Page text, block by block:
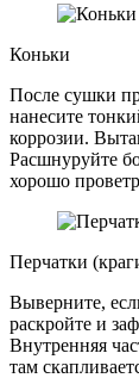
Коньки
После сушки
нанесите
коррозии.
Расшнуруйте
хорошо
Перчатки
Выверните,
раскройте и
Внутренняя
там